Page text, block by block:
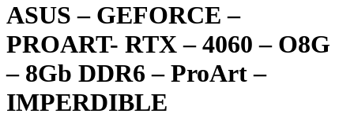
ASUS – GEFORCE –
PROART- RTX – 4060 – O8G
– 8Gb DDR6 – ProArt –
IMPERDIBLE